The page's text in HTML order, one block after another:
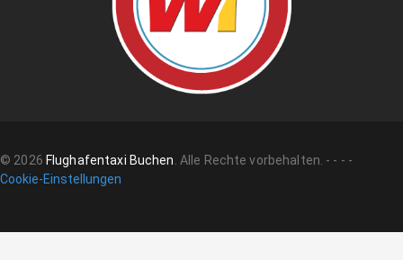
© 2026 Flughafentaxi Buchen. Alle Rechte vorbehalten. - - - -
Cookie-Einstellungen